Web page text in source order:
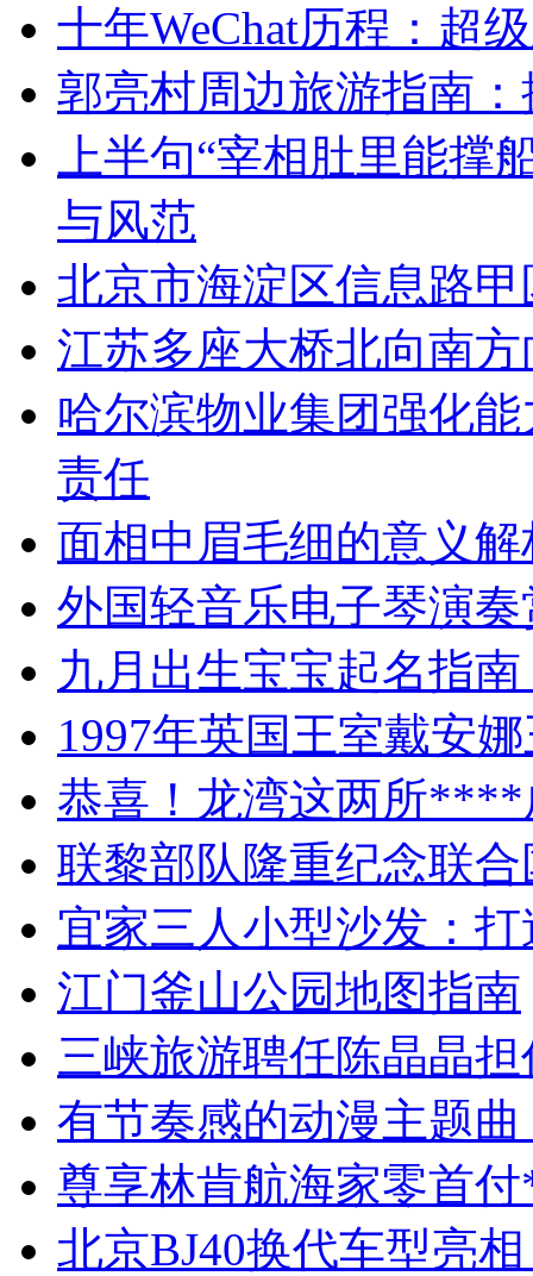
十年WeChat历程：超
郭亮村周边旅游指南
上半句“宰相肚里能撑
与风范
北京市海淀区信息路
江苏多座大桥北向南
哈尔滨物业集团强化
责任
面相中眉毛细的意义解
外国轻音乐电子琴演奏
九月出生宝宝起名指
1997年英国王室戴安
恭喜！龙湾这两所
联黎部队隆重纪念联
宜家三人小型沙发：
江门釜山公园地图指南
三峡旅游聘任陈晶晶
有节奏感的动漫主题
尊享林肯航海家零首
北京BJ40换代车型亮